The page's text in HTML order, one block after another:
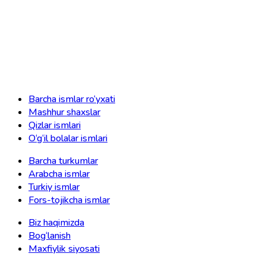
Barcha ismlar ro‘yxati
Mashhur shaxslar
Qizlar ismlari
O‘g‘il bolalar ismlari
Barcha turkumlar
Arabcha ismlar
Turkiy ismlar
Fors-tojikcha ismlar
Biz haqimizda
Bog‘lanish
Maxfiylik siyosati